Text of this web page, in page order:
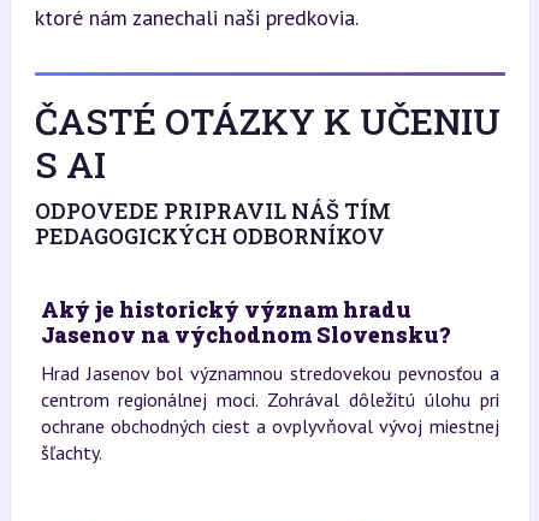
ktoré nám zanechali naši predkovia.
ČASTÉ OTÁZKY K UČENIU
S AI
ODPOVEDE PRIPRAVIL NÁŠ TÍM
PEDAGOGICKÝCH ODBORNÍKOV
Aký je historický význam hradu
Jasenov na východnom Slovensku?
Hrad Jasenov bol významnou stredovekou pevnosťou a
centrom regionálnej moci. Zohrával dôležitú úlohu pri
ochrane obchodných ciest a ovplyvňoval vývoj miestnej
šľachty.